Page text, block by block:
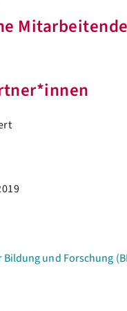
Mitarbeitende
und Forschung